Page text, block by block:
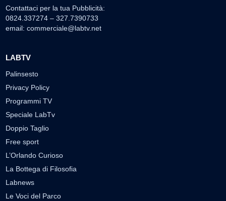
Contattaci per la tua Pubblicità:
0824.337274 – 327.7390733
email: commerciale@labtv.net
LABTV
Palinsesto
Privacy Policy
Programmi TV
Speciale LabTv
Doppio Taglio
Free sport
L’Orlando Curioso
La Bottega di Filosofia
Labnews
Le Voci del Parco